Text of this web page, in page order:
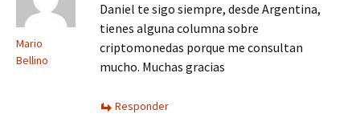
Mario
Bellino
Daniel te sigo siempre, desde Argentina,
tienes alguna columna sobre
criptomonedas porque me consultan
mucho. Muchas gracias
Responder